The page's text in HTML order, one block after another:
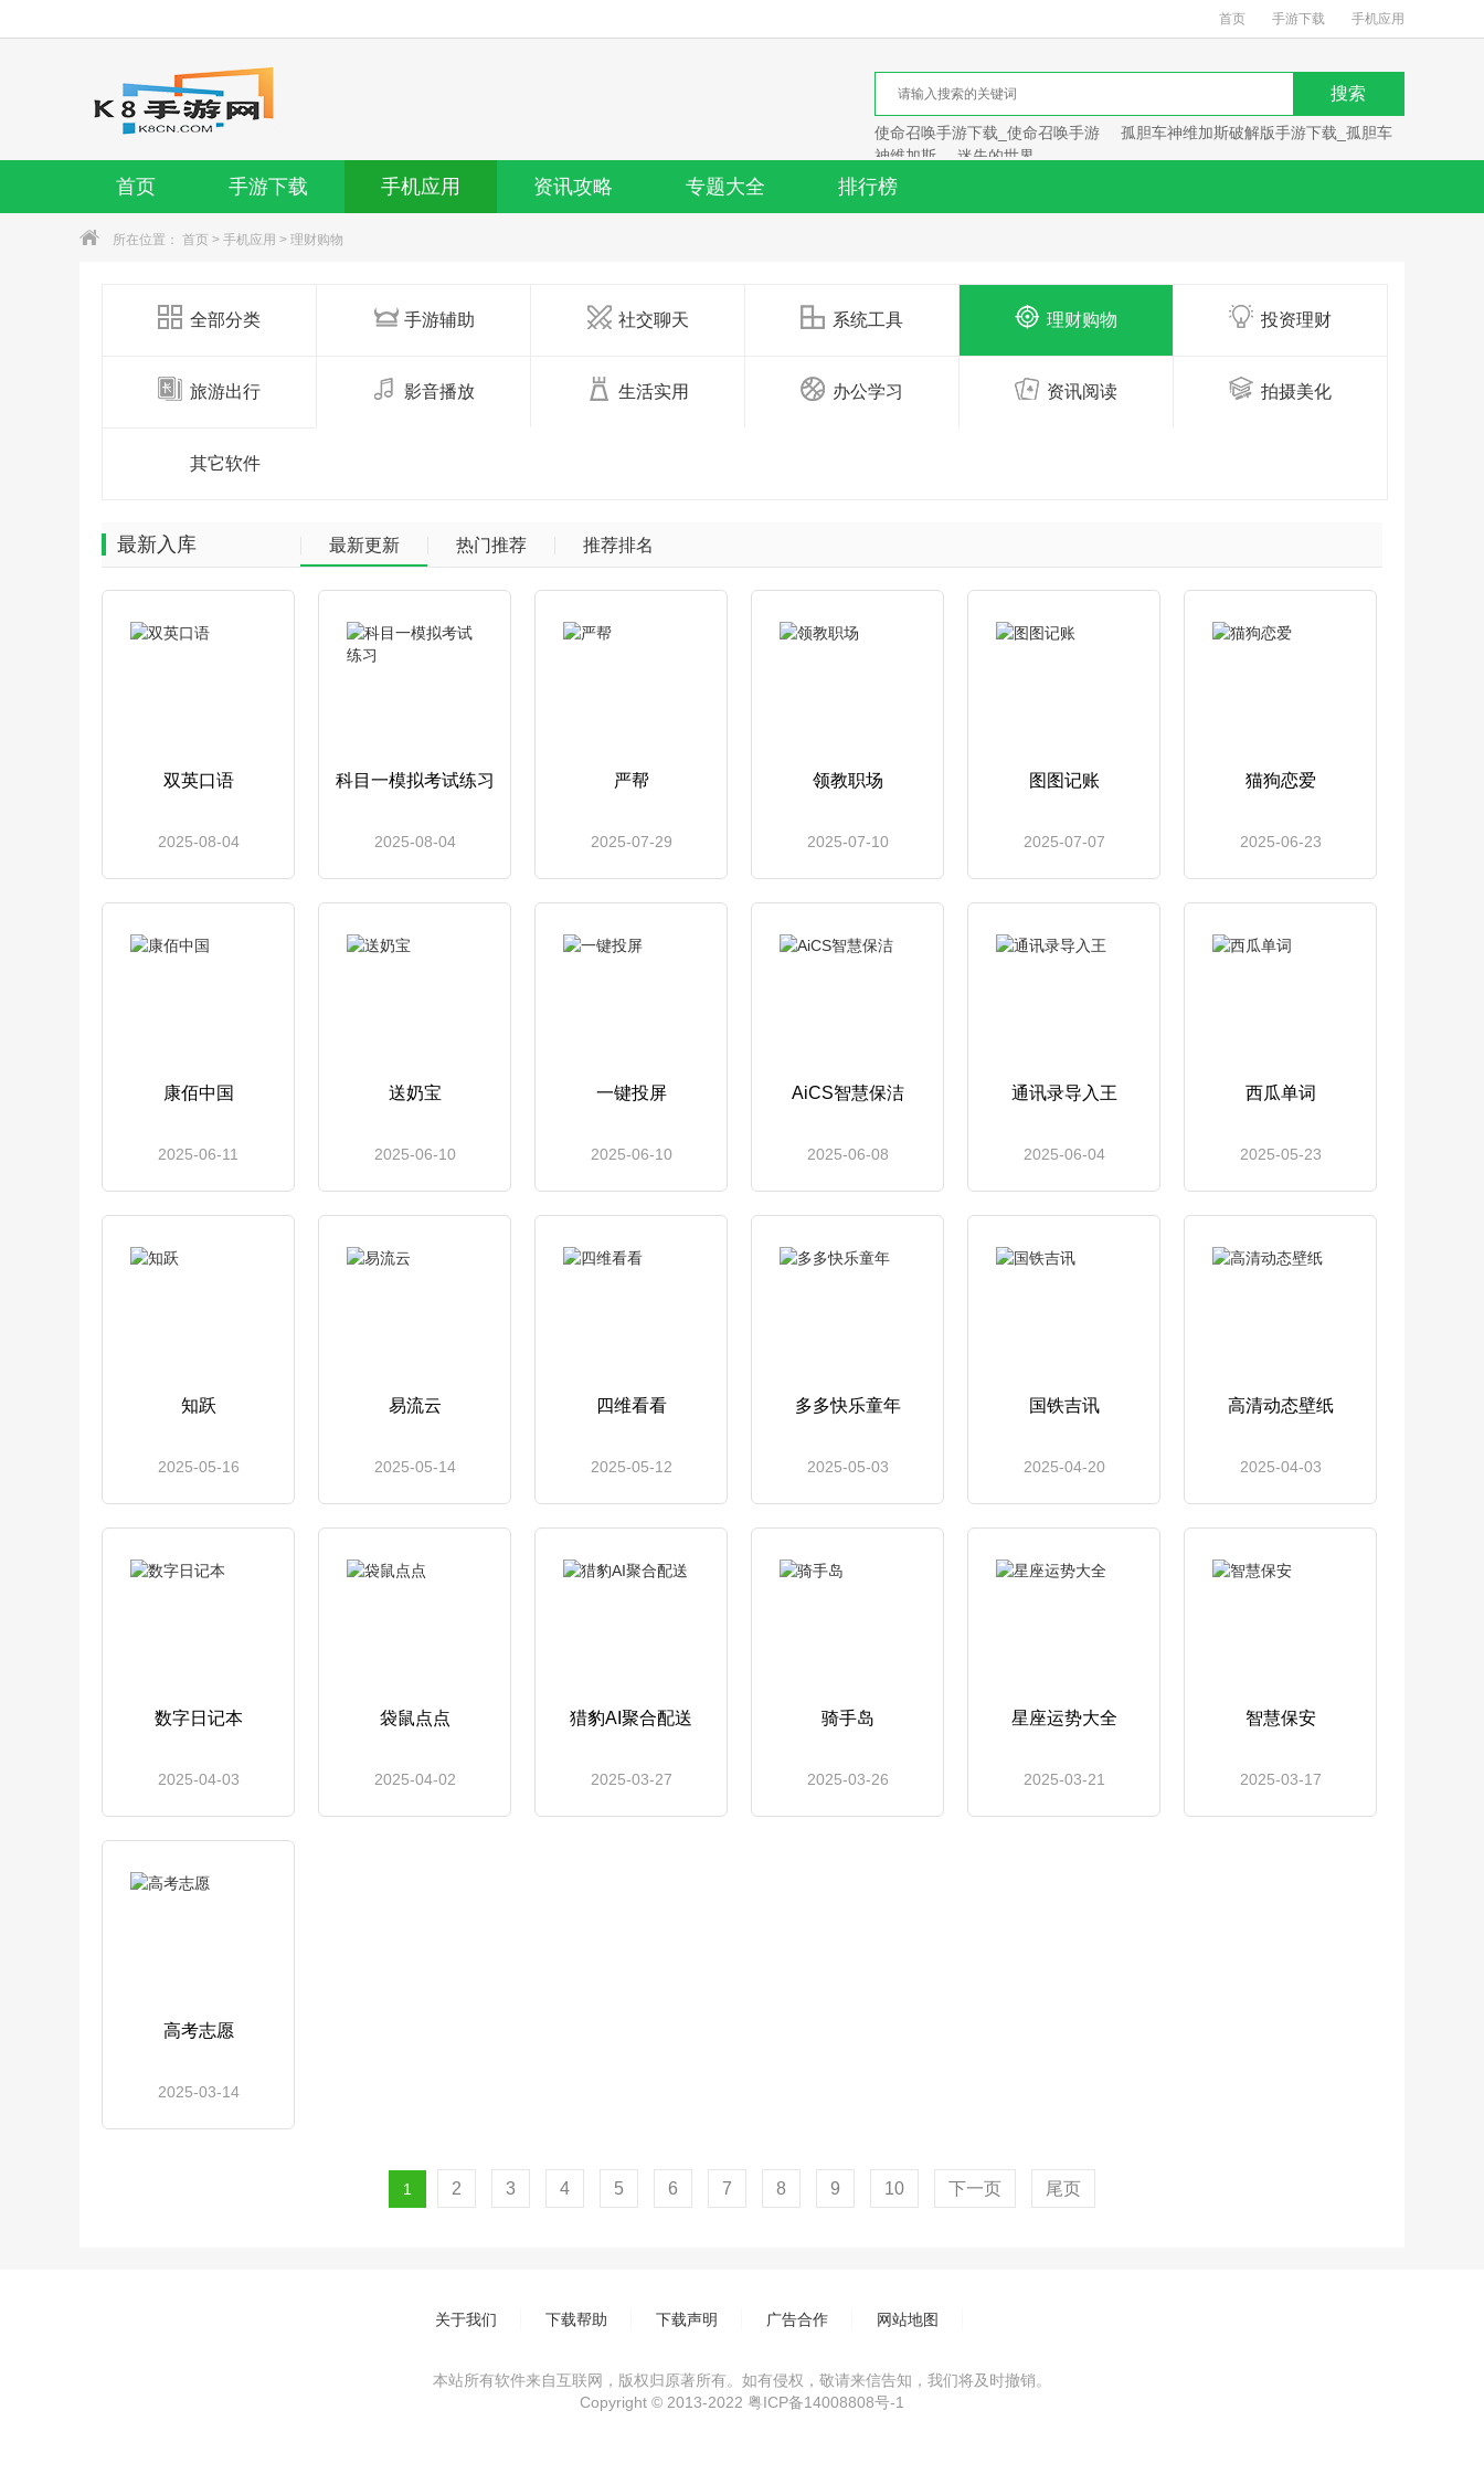
首页 手游下载 手机应用
使命召唤手游下载_使命召唤手游
孤胆车神维加斯破解版手游下载_孤胆车
神维加斯
迷失的世界
首页 手游下载 手机应用 资讯攻略 专题大全 排行榜
所在位置： 首页 > 手机应用 > 理财购物
全部分类 手游辅助 社交聊天 系统工具 理财购物 投资理财
旅游出行 影音播放 生活实用 办公学习 资讯阅读 拍摄美化
其它软件
最新入库 最新更新 热门推荐 推荐排名
双英口语
2025-08-04
科目一模拟考试练习
2025-08-04
严帮
2025-07-29
领教职场
2025-07-10
图图记账
2025-07-07
猫狗恋爱
2025-06-23
康佰中国
2025-06-11
送奶宝
2025-06-10
一键投屏
2025-06-10
AiCS智慧保洁
2025-06-08
通讯录导入王
2025-06-04
西瓜单词
2025-05-23
知跃
2025-05-16
易流云
2025-05-14
四维看看
2025-05-12
多多快乐童年
2025-05-03
国铁吉讯
2025-04-20
高清动态壁纸
2025-04-03
数字日记本
2025-04-03
袋鼠点点
2025-04-02
猎豹AI聚合配送
2025-03-27
骑手岛
2025-03-26
星座运势大全
2025-03-21
智慧保安
2025-03-17
高考志愿
2025-03-14
1 2 3 4 5 6 7 8 9 10 下一页 尾页
关于我们 下载帮助 下载声明 广告合作 网站地图
本站所有软件来自互联网，版权归原著所有。如有侵权，敬请来信告知，我们将及时撤销。
Copyright © 2013-2022 粤ICP备14008808号-1